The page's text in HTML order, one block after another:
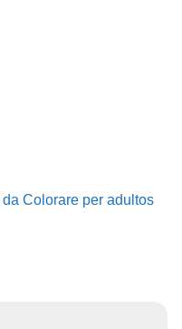
da Colorare per adultos